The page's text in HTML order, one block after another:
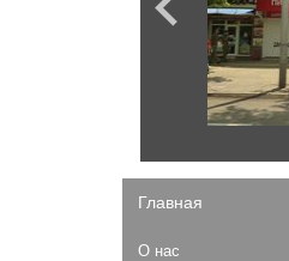
Главная
О нас